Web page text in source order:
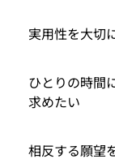
実用性を大切
ひとりの時間
求めたい
相反する願望